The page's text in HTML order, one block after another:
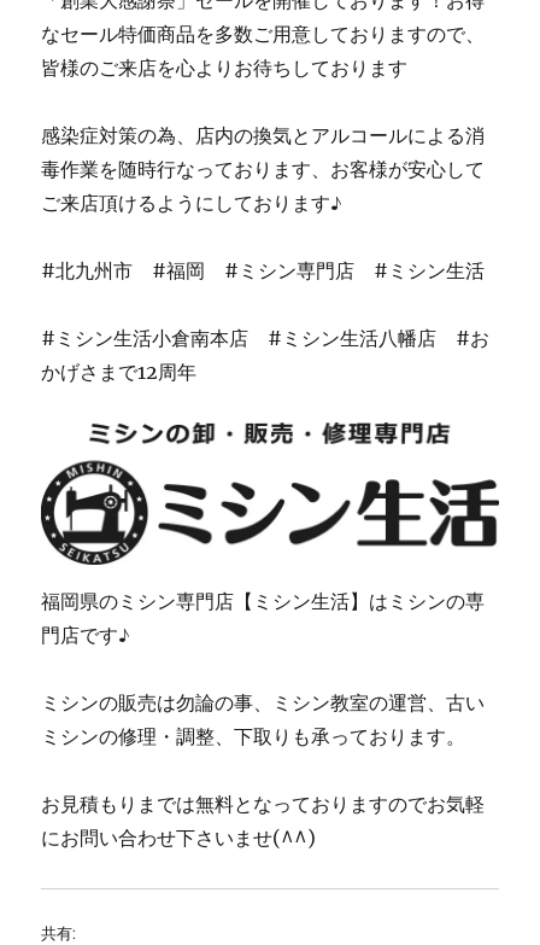
なセール特価商品を多数ご用意しておりますので、
皆様のご来店を心よりお待ちしております
感染症対策の為、店内の換気とアルコールによる消
毒作業を随時行なっております、お客様が安心して
ご来店頂けるようにしております♪
#北九州市 #福岡 #ミシン専門店 #ミシン生活
#ミシン生活小倉南本店 #ミシン生活八幡店 #お
かげさまで12周年
福岡県のミシン専門店【ミシン生活】はミシンの専
門店です♪
ミシンの販売は勿論の事、ミシン教室の運営、古い
ミシンの修理・調整、下取りも承っております。
お見積もりまでは無料となっておりますのでお気軽
にお問い合わせ下さいませ(^^)
共有: